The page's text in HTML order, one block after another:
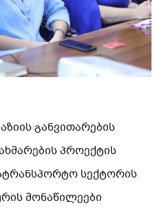
განვითარების
პროექტის
სექტორის
მონაწილეები